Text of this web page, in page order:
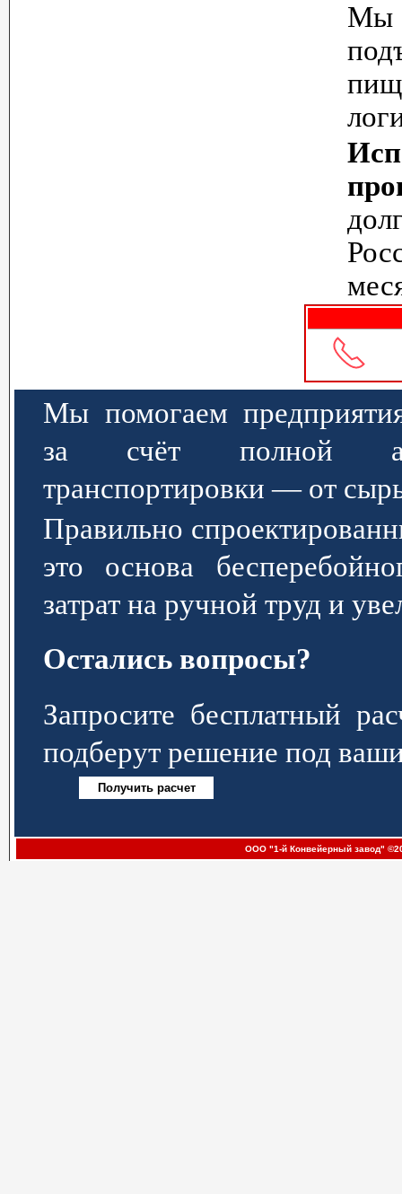
Мы помогаем
за счёт полной
транспортировки — от
Правильно
это основа
затрат на ручной труд и
Остались вопросы?
Запросите бесплатный
подберут решение под
ООО "1-й Конвейерный завод"